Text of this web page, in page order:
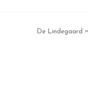
De Lindegaard »